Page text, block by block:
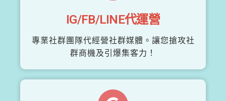
IG/FB/LINE代運營
專業社群團隊代經營社群媒體。讓您搶攻社
群商機及引爆集客力！